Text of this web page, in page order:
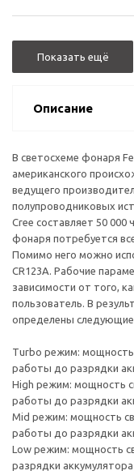
Показать ещё
Описание
В светосхеме фонаря
американского
ведущего
полупроводниковых
Cree составляет 50
фонаря потребуется
Помимо него можно
CR123A. Рабочие
зависимости от того,
пользователь. В
определены
Turbo режим: мощность
работы до разрядки
High режим: мощность
работы до разрядки
Mid режим: мощность
работы до разрядки
Low режим: мощность
разрядки аккумулятора